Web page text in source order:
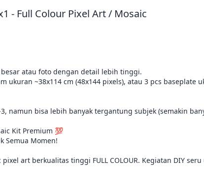
- Full Colour Pixel Art / Mosaic
atau foto dengan detail lebih tinggi.
ukuran ~38x114 cm (48x144 pixels), atau 3 pcs
namun bisa lebih banyak tergantung subjek (semakin
Kit Premium 💯
Semua Momen!
art berkualitas tinggi FULL COLOUR. Kegiatan DIY